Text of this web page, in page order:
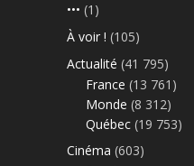
••• (1)
À voir ! (105)
Actualité (41 795)
France (13 761)
Monde (8 312)
Québec (19 753)
Cinéma (603)